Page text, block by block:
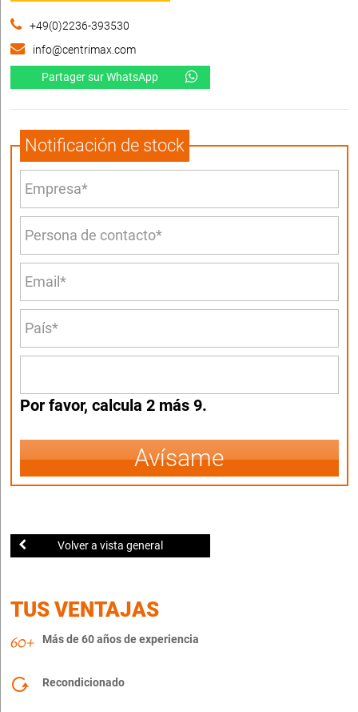
+49(0)2236-393530
info@centrimax.com
Partager sur WhatsApp
Notificación de stock
Por favor, calcula 2 más 9.
Avísame
Volver a vista general
TUS VENTAJAS
Más de 60 años de experiencia
Recondicionado